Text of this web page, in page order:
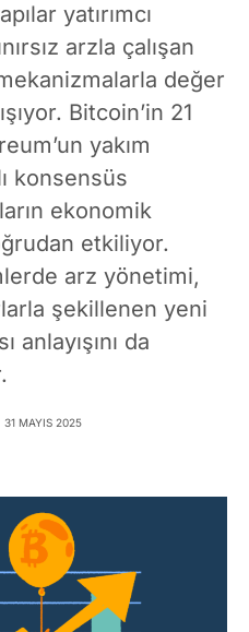
yatırımcı
arzla çalışan
değer
Bitcoin’in 21
yakım
konsensüs
ekonomik
etkiliyor.
arz yönetimi,
şekillenen yeni
anlayışını da
31 MAYIS 2025